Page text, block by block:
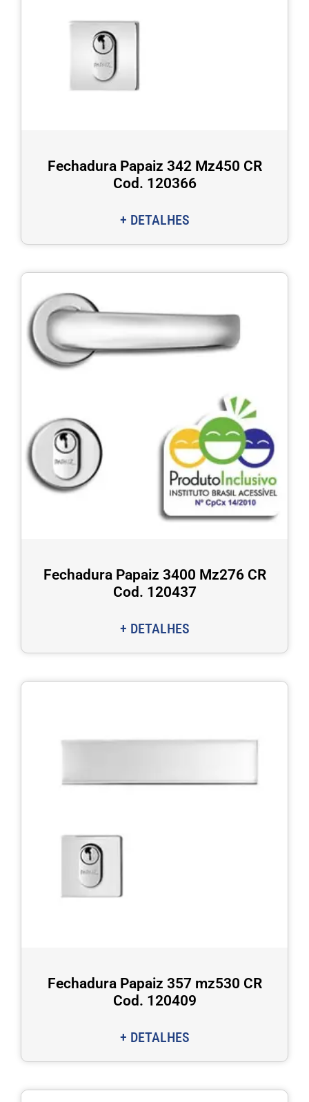
Fechadura Papaiz 342 Mz450 CR
Cod. 120366
+ DETALHES
Fechadura Papaiz 3400 Mz276 CR
Cod. 120437
+ DETALHES
Fechadura Papaiz 357 mz530 CR
Cod. 120409
+ DETALHES